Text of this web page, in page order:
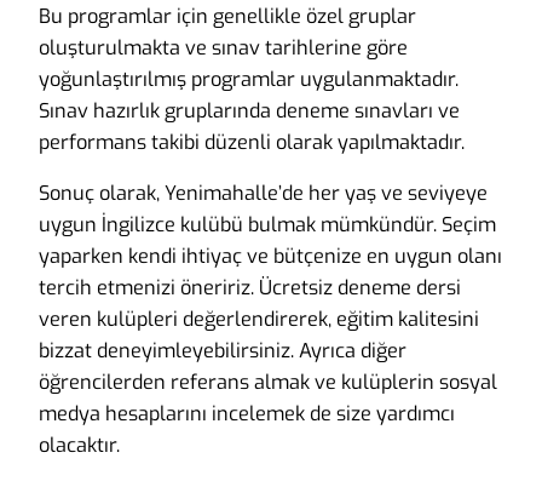
Bu programlar için genellikle özel gruplar
oluşturulmakta ve sınav tarihlerine göre
yoğunlaştırılmış programlar uygulanmaktadır.
Sınav hazırlık gruplarında deneme sınavları ve
performans takibi düzenli olarak yapılmaktadır.
Sonuç olarak, Yenimahalle’de her yaş ve seviyeye
uygun İngilizce kulübü bulmak mümkündür. Seçim
yaparken kendi ihtiyaç ve bütçenize en uygun olanı
tercih etmenizi öneririz. Ücretsiz deneme dersi
veren kulüpleri değerlendirerek, eğitim kalitesini
bizzat deneyimleyebilirsiniz. Ayrıca diğer
öğrencilerden referans almak ve kulüplerin sosyal
medya hesaplarını incelemek de size yardımcı
olacaktır.